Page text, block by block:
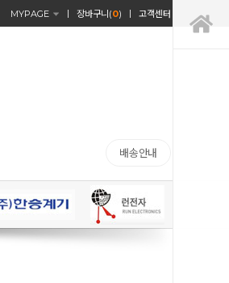
MYPAGE 장바구니(0) 고객센터
배송안내